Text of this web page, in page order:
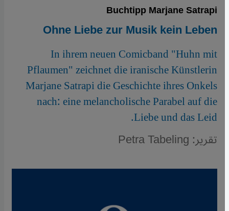
Buchtipp Marjane Satrapi
Ohne Liebe zur Musik kein Leben
In ihrem neuen Comicband "Huhn mit
Pflaumen" zeichnet die iranische Künstlerin
Marjane Satrapi die Geschichte ihres Onkels
nach: eine melancholische Parabel auf die
Liebe und das Leid.
تقرير: Petra Tabeling